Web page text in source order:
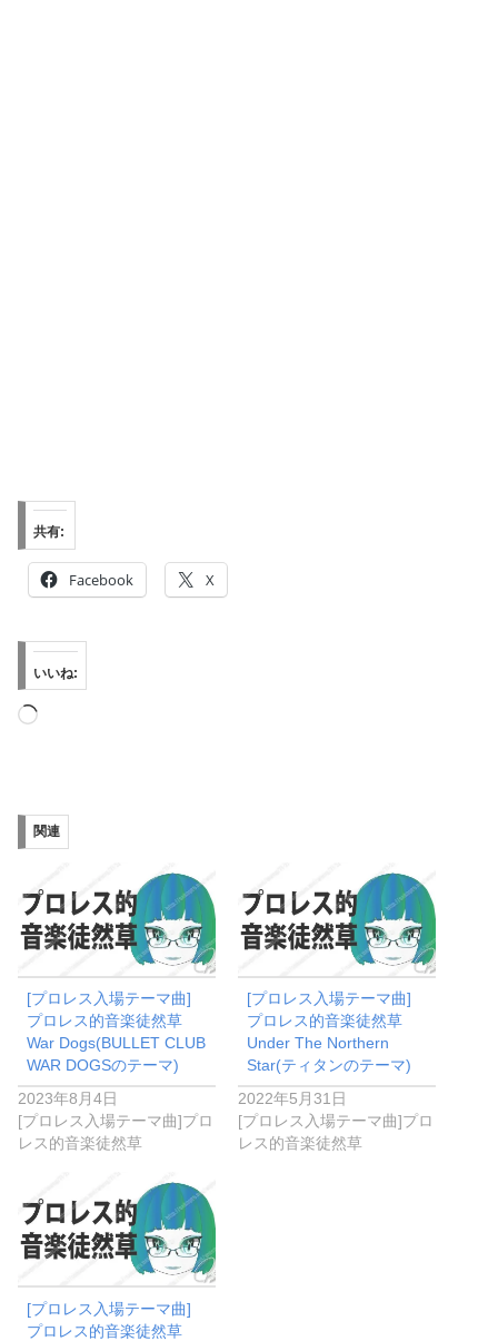
共有:
Facebook X
いいね:
読
み
中…
関連
[プロレス入場テーマ曲]
プロレス的音楽徒然草
War Dogs(BULLET CLUB
WAR DOGSのテーマ)
2023年8月4日
[プロレス入場テーマ曲]プロ
レス的音楽徒然草
[プロレス入場テーマ曲]
プロレス的音楽徒然草
Under The Northern
Star(ティタンのテーマ)
2022年5月31日
[プロレス入場テーマ曲]プロ
レス的音楽徒然草
[プロレス入場テーマ曲]
プロレス的音楽徒然草